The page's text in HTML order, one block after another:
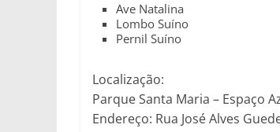
Ave Natalina
Lombo Suíno
Pernil Suíno
Localização:
Parque Santa Maria – Espaço
Endereço: Rua José Alves